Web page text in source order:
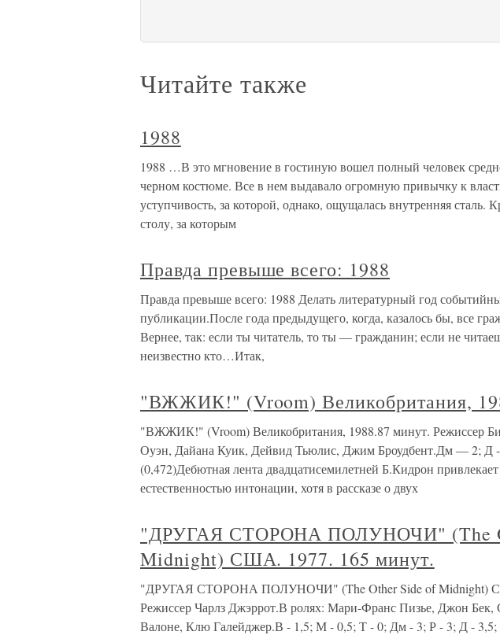
Читайте также
1988
1988 …В это мгновение в гостиную вошел полный человек
черном костюме. Все в нем выдавало огромную привычку к
уступчивость, за которой, однако, ощущалась внутренняя сталь.
столу, за которым
Правда превыше всего: 1988
Правда превыше всего: 1988 Делать литературный год
публикации.После года предыдущего, когда, казалось бы, все
Вернее, так: если ты читатель, то ты — гражданин; если не
неизвестно кто…Итак,
"ВЖЖИК!" (Vroom) Великобритания,
"ВЖЖИК!" (Vroom) Великобритания, 1988.87 минут. Режиссер
Оуэн, Дайана Куик, Дейвид Тьюлис, Джим Броудбент.Дм — 2; Д
(0,472)Дебютная лента двадцатисемилетней Б.Кидрон
естественностью интонации, хотя в рассказе о двух
"ДРУГАЯ СТОРОНА ПОЛУНОЧИ" (The
Midnight) США. 1977. 165 минут.
"ДРУГАЯ СТОРОНА ПОЛУНОЧИ" (The Other Side of Midnight)
Режиссер Чарлз Джэррот.В ролях: Мари-Франс Пизье, Джон Бек,
Валоне, Клю Галейджер.В - 1,5; М - 0,5; Т - 0; Дм - 3; Р - 3; Д -